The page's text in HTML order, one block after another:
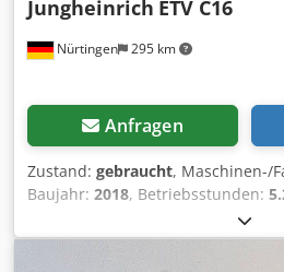
Nürtingen 295 km
Jungheinrich ETV C16
Anfragen
Zustand: gebraucht, Maschinen-/
Baujahr: 2018, Betriebsstunden:
, Freihub:
Lastschwerpunkt:600 mm,
, Bauhöhe: